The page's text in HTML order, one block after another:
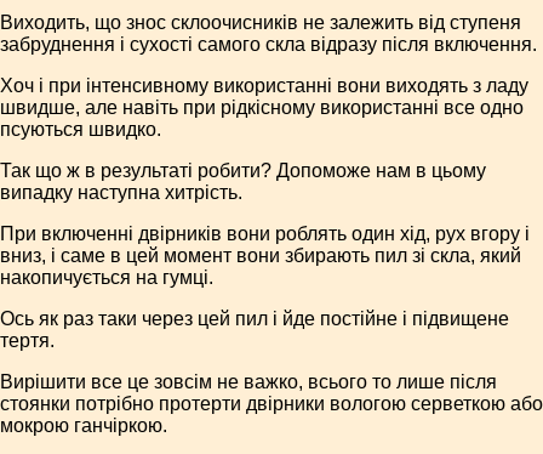
Виходить, що знос склоочисників не залежить від ступеня
забруднення і сухості самого скла відразу після включення.
Хоч і при інтенсивному використанні вони виходять з ладу
швидше, але навіть при рідкісному використанні все одно
псуються швидко.
Так що ж в результаті робити? Допоможе нам в цьому
випадку наступна хитрість.
При включенні двірників вони роблять один хід, рух вгору і
вниз, і саме в цей момент вони збирають пил зі скла, який
накопичується на гумці.
Ось як раз таки через цей пил і йде постійне і підвищене
тертя.
Вирішити все це зовсім не важко, всього то лише після
стоянки потрібно протерти двірники вологою серветкою або
мокрою ганчіркою.